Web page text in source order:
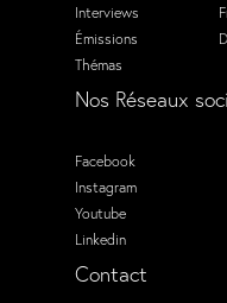
Interviews
Émissions
Thémas
Nos Réseaux
Facebook
Instagram
Youtube
Linkedin
Contact